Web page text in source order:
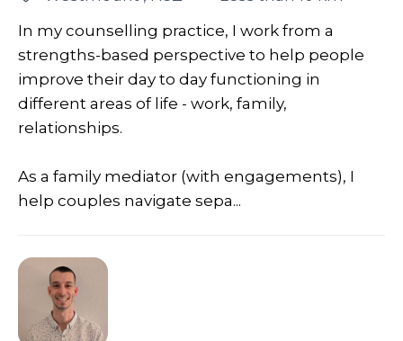
In my counselling practice, I work from a
strengths-based perspective to help people
improve their day to day functioning in
different areas of life - work, family,
relationships.
As a family mediator (with engagements), I
help couples navigate sepa...